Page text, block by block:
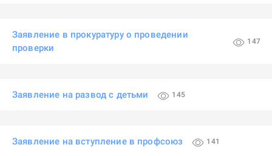
Заявление в прокуратуру о проведении
проверки
147
Заявление на развод с детьми 145
Заявление на вступление в профсоюз 141